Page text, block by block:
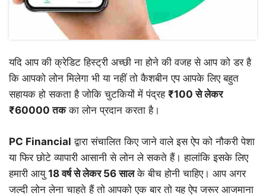
यदि आप की क्रेडिट हिस्ट्री अच्छी ना होने की वजह से आप को डर है
कि आपको लोन मिलेगा भी या नहीं तो कैशबीन एप आपके लिए बहुत
सहायक हो सकता है जोकि चुटकियों में पंद्रह ₹100से लेकर
₹60000तकका लोन प्रदान करता है।
PC Financial द्वारा संचालित किए जाने वाले इस ऐप को नौकरी पेशा
या फिर छोटे व्यापारी आसानी से लोन ले सकते हैं। हालांकि इसके लिए
हमारी आयु 18वर्ष से लेकर56सालके बीच होनी चाहिए। आप अगर
जल्दी लोन लेना चाहते हैं तो आपको एक बार तो यह ऐप जरूर आजमाना